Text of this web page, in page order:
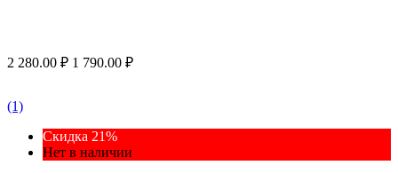
2 280.00 ₽ 1 790.00 ₽
(1)
Скидка 21%
Нет в наличии